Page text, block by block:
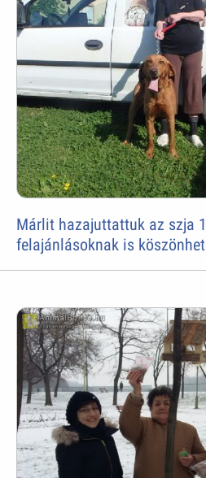
Márlit hazajuttattuk az szja
felajánlásoknak is